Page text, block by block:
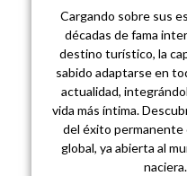
Cargando sobre sus
décadas de fama
destino turístico, la
sabido adaptarse en
actualidad,
vida más íntima.
del éxito permanente
global, ya abierta al
naciera.